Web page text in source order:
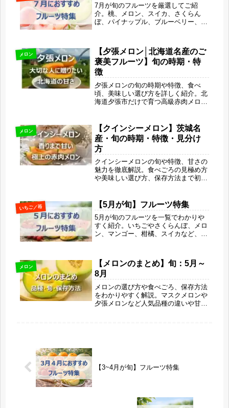
7月が旬のフルーツを厳選してご紹
介。桃、メロン、スイカ、さくらん
ぼ、パイナップル、ブルーベリー、ぶ
りやすく解説します。夏ならではの甘
くみずみずしい果物を楽しみたい方
や、お取り寄せ・ギフト選びにも役立
つ「旬果びより」の特集記事です。
メロン
【夕張メロン│北海道名産のご
褒美フルーツ】旬の時期・特
徴
夕張メロンの旬の時期や特徴、食べ
頃、美味しい選び方を詳しく紹介。北
海道夕張市だけで育つ高級赤肉メロン
方まで「旬果びより」のリサがやさし
く解説します。
メロン
【クインシーメロン】茨城名
産・旬の時期・特徴・見分け
方
クインシーメロンの旬や特徴、甘さの
魅力を徹底解説。食べごろの見極め方
や美味しい選び方、保存方法まで初心
を最大限楽しむコツや栄養・美容効果
もわかる初夏の完全ガイドです。
いちご／苺 【5月が旬】フルーツ特集
5月が旬のフルーツを一覧でわかりや
すく紹介。いちごやさくらんぼ、メロ
ン、マンゴー、柑橘、スイカなど、春
楽しみ方まで解説します。旬ならでは
の美味しさで、毎日にちょっとしたご
ほうび時間を取り入れてみませんか？
メロン
【メロンのまとめ】旬：5月～
8月
メロンの選び方や食べごろ、保存方法
をわかりやすく解説。マスクメロンや
夕張メロンなど人気品種の違いや甘さ
【3~4月が旬】フルーツ特集